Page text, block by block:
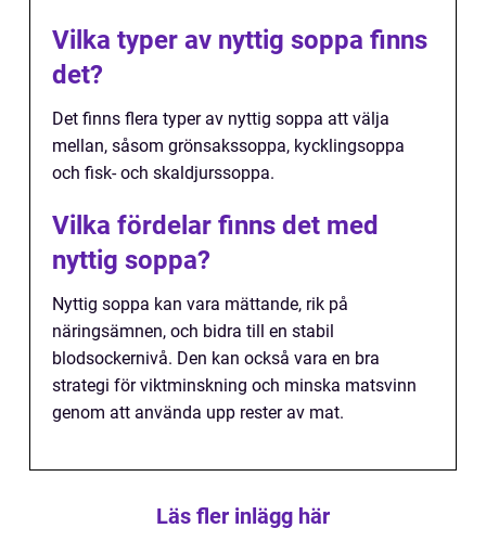
Vilka typer av nyttig soppa finns
det?
Det finns flera typer av nyttig soppa att välja
mellan, såsom grönsakssoppa, kycklingsoppa
och fisk- och skaldjurssoppa.
Vilka fördelar finns det med
nyttig soppa?
Nyttig soppa kan vara mättande, rik på
näringsämnen, och bidra till en stabil
blodsockernivå. Den kan också vara en bra
strategi för viktminskning och minska matsvinn
genom att använda upp rester av mat.
Läs fler inlägg här